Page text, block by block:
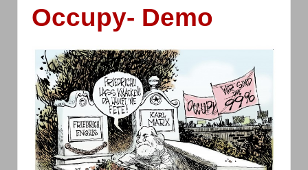
Occupy- Demo